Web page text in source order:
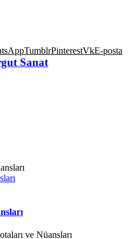
TumblrPinterestVkE-posta
Sanat